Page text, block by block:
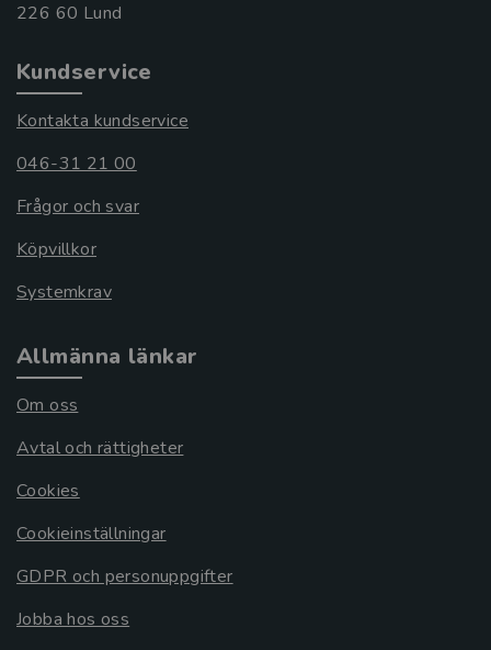
Kundservice
Kontakta kundservice
046-31 21 00
Frågor och svar
Köpvillkor
Systemkrav
Allmänna länkar
Om oss
Avtal och rättigheter
Cookies
Cookieinställningar
GDPR och personuppgifter
Jobba hos oss